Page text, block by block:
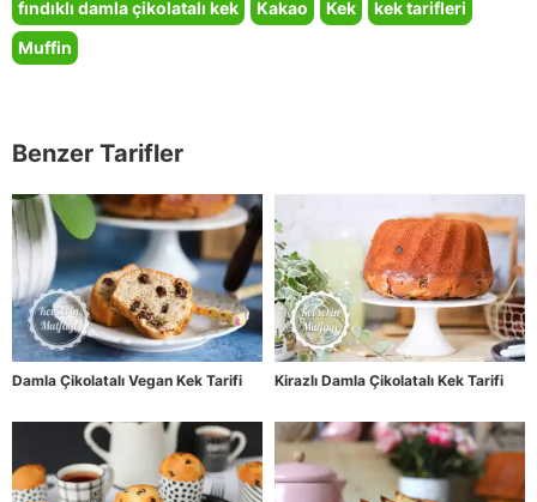
fındıklı damla çikolatalı kek Kakao Kek
kek tarifleri
Muffin
Benzer Tarifler
Damla Çikolatalı Vegan Kek Tarifi Kirazlı Damla Çikolatalı Kek Tarifi